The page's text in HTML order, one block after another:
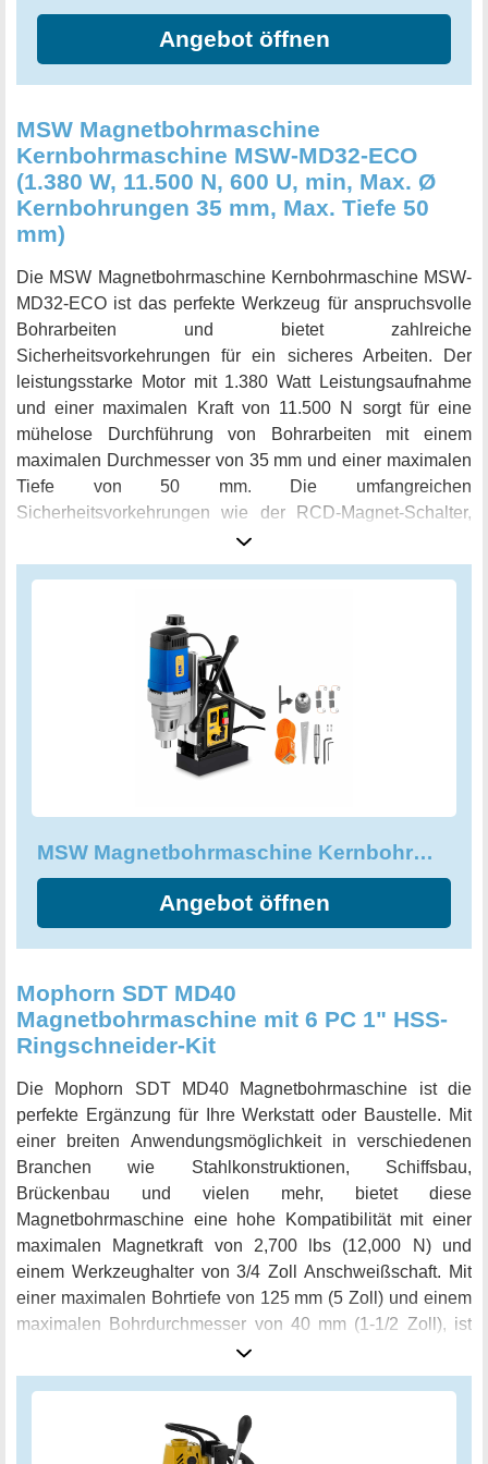
diesem Set können Sie komplexe Aufgaben und große
Bohrprojekte effizient und einfach bewältigen. Insgesamt
bietet die Mophorn SDT MD40 Magnetbohrmaschine mit
Kombination aus Leistung, Vielseitigkeit, Haltbarkeit und
Komfort. Es ist die perfekte Wahl für den professionellen
Einsatz oder für DIY-Projekte, bei denen Sie kein Risiko
eingehen möchten.
Angebot öffnen
MSW Magnetbohrmaschine
Kernbohrmaschine MSW-MD32-ECO
(1.380 W, 11.500 N, 600 U, min, Max. Ø
Kernbohrungen 35 mm, Max. Tiefe 50
mm)
Die MSW Magnetbohrmaschine Kernbohrmaschine MSW-
MD32-ECO ist das perfekte Werkzeug für anspruchsvolle
Bohrarbeiten und bietet zahlreiche
Sicherheitsvorkehrungen für ein sicheres Arbeiten. Der
leistungsstarke Motor mit 1.380 Watt Leistungsaufnahme
und einer maximalen Kraft von 11.500 N sorgt für eine
mühelose Durchführung von Bohrarbeiten mit einem
maximalen Durchmesser von 35 mm und einer maximalen
Tiefe von 50 mm. Die umfangreichen
Sicherheitsvorkehrungen wie der RCD-Magnet-Schalter,
der robuste Zurrgurt, die gut zugängliche Sicherung und
die zweistufige Sicherheits-Einschaltung bieten dabei
Kühlmitteltank sorgt für eine optimale Kühlung und
ermöglicht ein präzises Arbeiten. Das umfangreiche
Zubehör-Set und das komfortable Kontroll-Panel mit
stufenloser Drehzahlregulierung, Drehrichtungswahl und
allen weiteren Bedienelementen bieten maximalen
Komfort und eine einfache Handhabung. Mit dieser
Magnetbohrmaschine Kernbohrmaschine MSW-MD32-
MSW Magnetbohrmaschine Kernbohrmaschine MSW-MD32-ECO
Angebot öffnen
Mophorn SDT MD40
Magnetbohrmaschine mit 6 PC 1" HSS-
Ringschneider-Kit
Die Mophorn SDT MD40 Magnetbohrmaschine ist die
perfekte Ergänzung für Ihre Werkstatt oder Baustelle. Mit
einer breiten Anwendungsmöglichkeit in verschiedenen
Branchen wie Stahlkonstruktionen, Schiffsbau,
Brückenbau und vielen mehr, bietet diese
Magnetbohrmaschine eine hohe Kompatibilität mit einer
maximalen Magnetkraft von 2,700 lbs (12,000 N) und
einem Werkzeughalter von 3/4 Zoll Anschweißschaft. Mit
einer maximalen Bohrtiefe von 125 mm (5 Zoll) und einem
maximalen Bohrdurchmesser von 40 mm (1-1/2 Zoll), ist
diese Maschine in der Lage, selbst die härtesten
Materialien mühelos zu durchdringen. Der
1100 W, 240 V, 50 Hz ausgestattet und bietet Ihnen eine
äußerst effiziente Arbeitsleistung. In diesem Set sind 6